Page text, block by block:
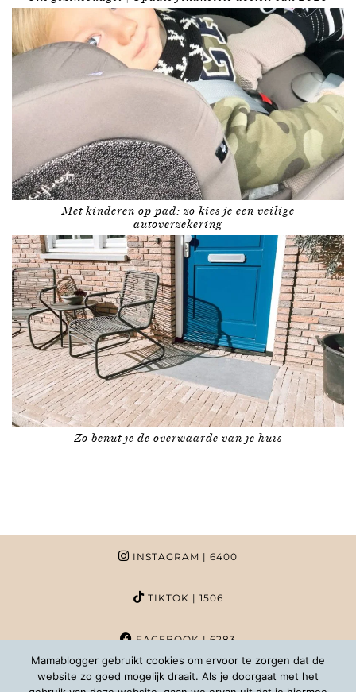
Met kinderen op pad: zo kies je een veilige
autoverzekering
Zo benut je de overwaarde van je huis
INSTAGRAM | 6400
TIKTOK | 1506
FACEBOOK| 6283
PINTEREST | 1020
Mamablogger gebruikt cookies om ervoor te zorgen dat de
website zo goed mogelijk draait. Als je doorgaat met het